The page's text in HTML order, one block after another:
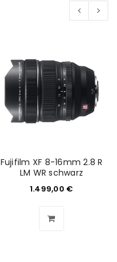
Fujifilm XF 8-16mm 2.8 R
LM WR schwarz
1.499,00 €